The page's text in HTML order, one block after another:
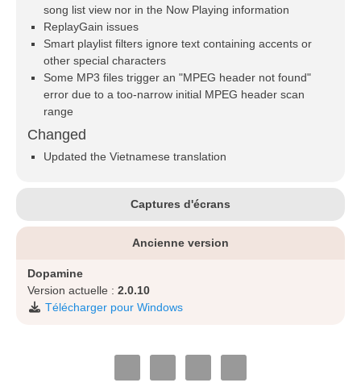
song list view nor in the Now Playing information
ReplayGain issues
Smart playlist filters ignore text containing accents or
other special characters
Some MP3 files trigger an "MPEG header not found"
error due to a too-narrow initial MPEG header scan
range
Changed
Updated the Vietnamese translation
Captures d'écrans
Ancienne version
Dopamine
Version actuelle : 2.0.10
Télécharger pour Windows